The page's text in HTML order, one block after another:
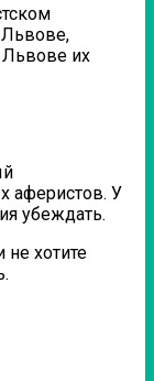
их
аферистов. У
убеждать.
не хотите